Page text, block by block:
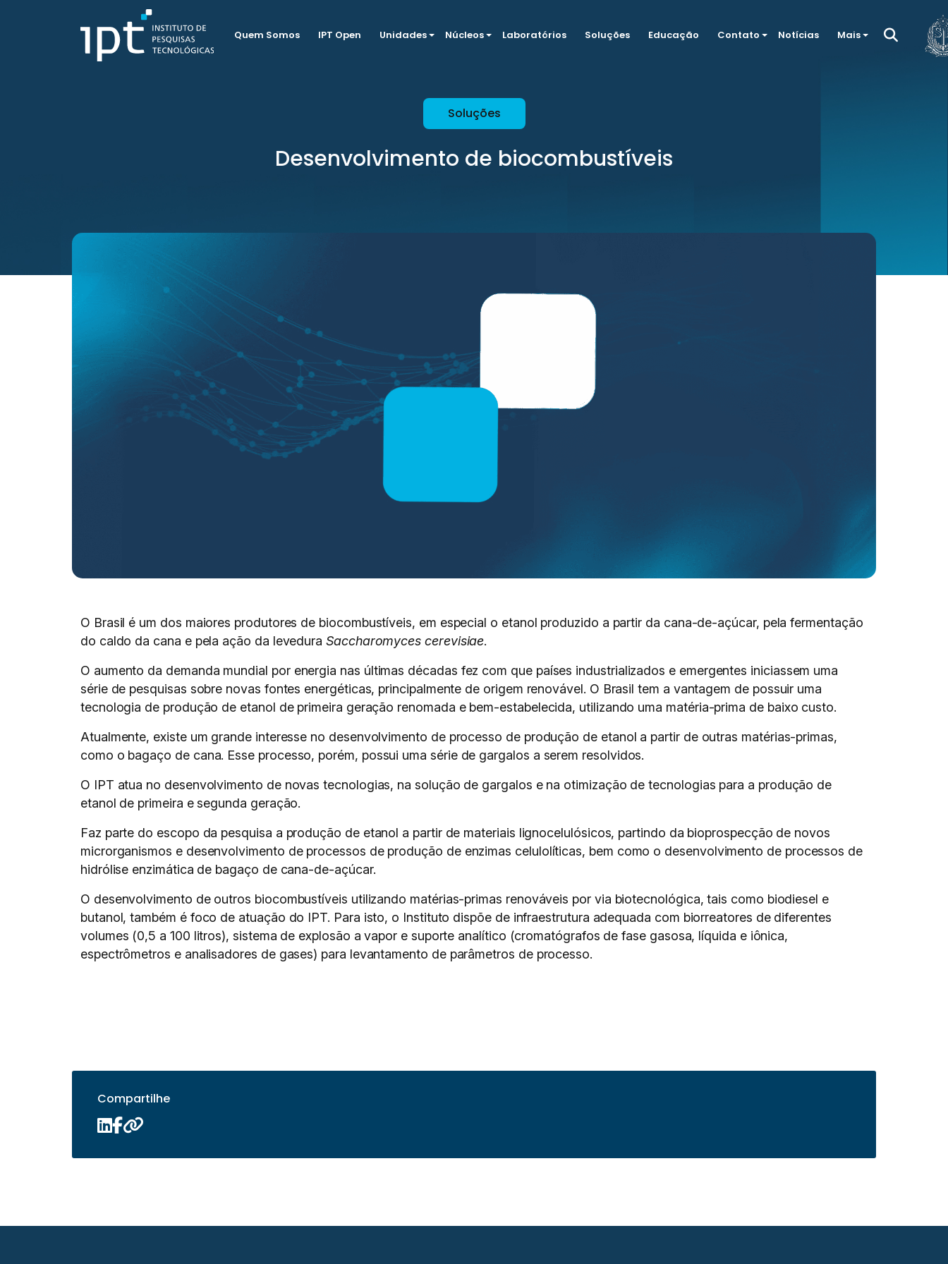
Quem Somos IPT Open Unidades Núcleos Laboratórios Soluções Educação Contato Notícias Mais
Soluções
Desenvolvimento de biocombustíveis
O Brasil é um dos maiores produtores de biocombustíveis, em especial o etanol produzido a partir da cana-de-açúcar, pela fermentação
do caldo da cana e pela ação da leveduraSaccharomyces cerevisiae.
O aumento da demanda mundial por energia nas últimas décadas fez com que países industrializados e emergentes iniciassem uma
série de pesquisas sobre novas fontes energéticas, principalmente de origem renovável. O Brasil tem a vantagem de possuir uma
tecnologia de produção de etanol de primeira geração renomada e bem-estabelecida, utilizando uma matéria-prima de baixo custo.
Atualmente, existe um grande interesse no desenvolvimento de processo de produção de etanol a partir de outras matérias-primas,
como o bagaço de cana. Esse processo, porém, possui uma série de gargalos a serem resolvidos.
O IPT atua no desenvolvimento de novas tecnologias, na solução de gargalos e na otimização de tecnologias para a produção de
etanol de primeira e segunda geração.
Faz parte do escopo da pesquisa a produção de etanol a partir de materiais lignocelulósicos, partindo da bioprospecção de novos
microrganismos e desenvolvimento de processos de produção de enzimas celulolíticas, bem como o desenvolvimento de processos de
hidrólise enzimática de bagaço de cana-de-açúcar.
O desenvolvimento de outros biocombustíveis utilizando matérias-primas renováveis por via biotecnológica, tais como biodiesel e
butanol, também é foco de atuação do IPT. Para isto, o Instituto dispõe de infraestrutura adequada com biorreatores de diferentes
volumes (0,5 a 100 litros), sistema de explosão a vapor e suporte analítico (cromatógrafos de fase gasosa, líquida e iônica,
espectrômetros e analisadores de gases) para levantamento de parâmetros de processo.
Compartilhe